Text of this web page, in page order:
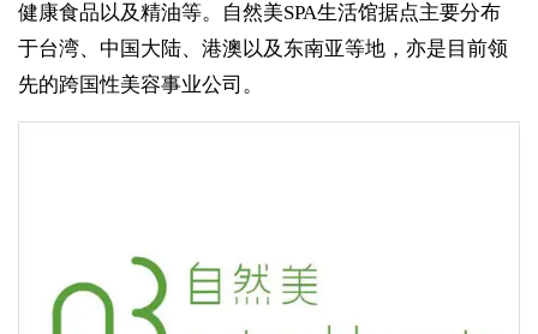
健康食品以及精油等。自然美SPA生活馆据点主要分布
于台湾、中国大陆、港澳以及东南亚等地，亦是目前领
先的跨国性美容事业公司。